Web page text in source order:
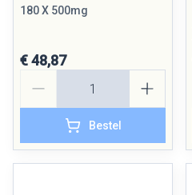
180 X 500mg
€ 48,87
Bestel